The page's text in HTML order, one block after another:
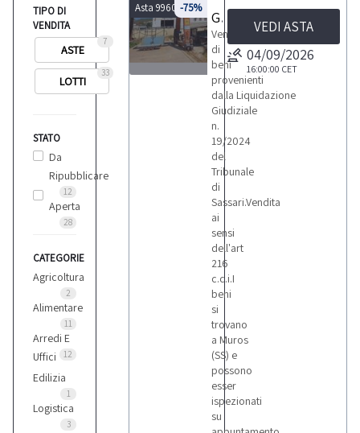
TIPO DI
VENDITA
7
ASTE
33
LOTTI
STATO
Da
Ripubblicare
12
Aperta
28
CATEGORIE
Agricoltura
2
Alimentare
11
Arredi E
Uffici
12
Edilizia
1
Logistica
3
Asta 9960 -75%
Gru lastre di marmo e mobili ufficio
Vendita
di
beni
provenienti
dalla Liquidazione
Giudiziale
n.
19/2024
del
Tribunale
di
Sassari.Vendita
ai
sensi
dell'art
216
c.c.i.I
beni
si
trovano
a Muros
(SS) e
possono
esser
ispezionati
su
VEDI ASTA
04/09/2026
16:00:00 CET